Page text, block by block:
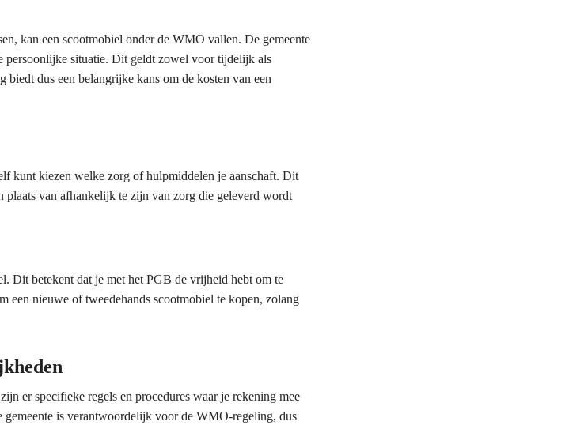
kan een scootmobiel onder de WMO vallen. De gemeente
persoonlijke situatie. Dit geldt zowel voor tijdelijk als
dus een belangrijke kans om de kosten van een
kunt kiezen welke zorg of hulpmiddelen je aanschaft. Dit
van afhankelijk te zijn van zorg die geleverd wordt
Dit betekent dat je met het PGB de vrijheid hebt om te
een nieuwe of tweedehands scootmobiel te kopen, zolang
er specifieke regels en procedures waar je rekening mee
is verantwoordelijk voor de WMO-regeling, dus